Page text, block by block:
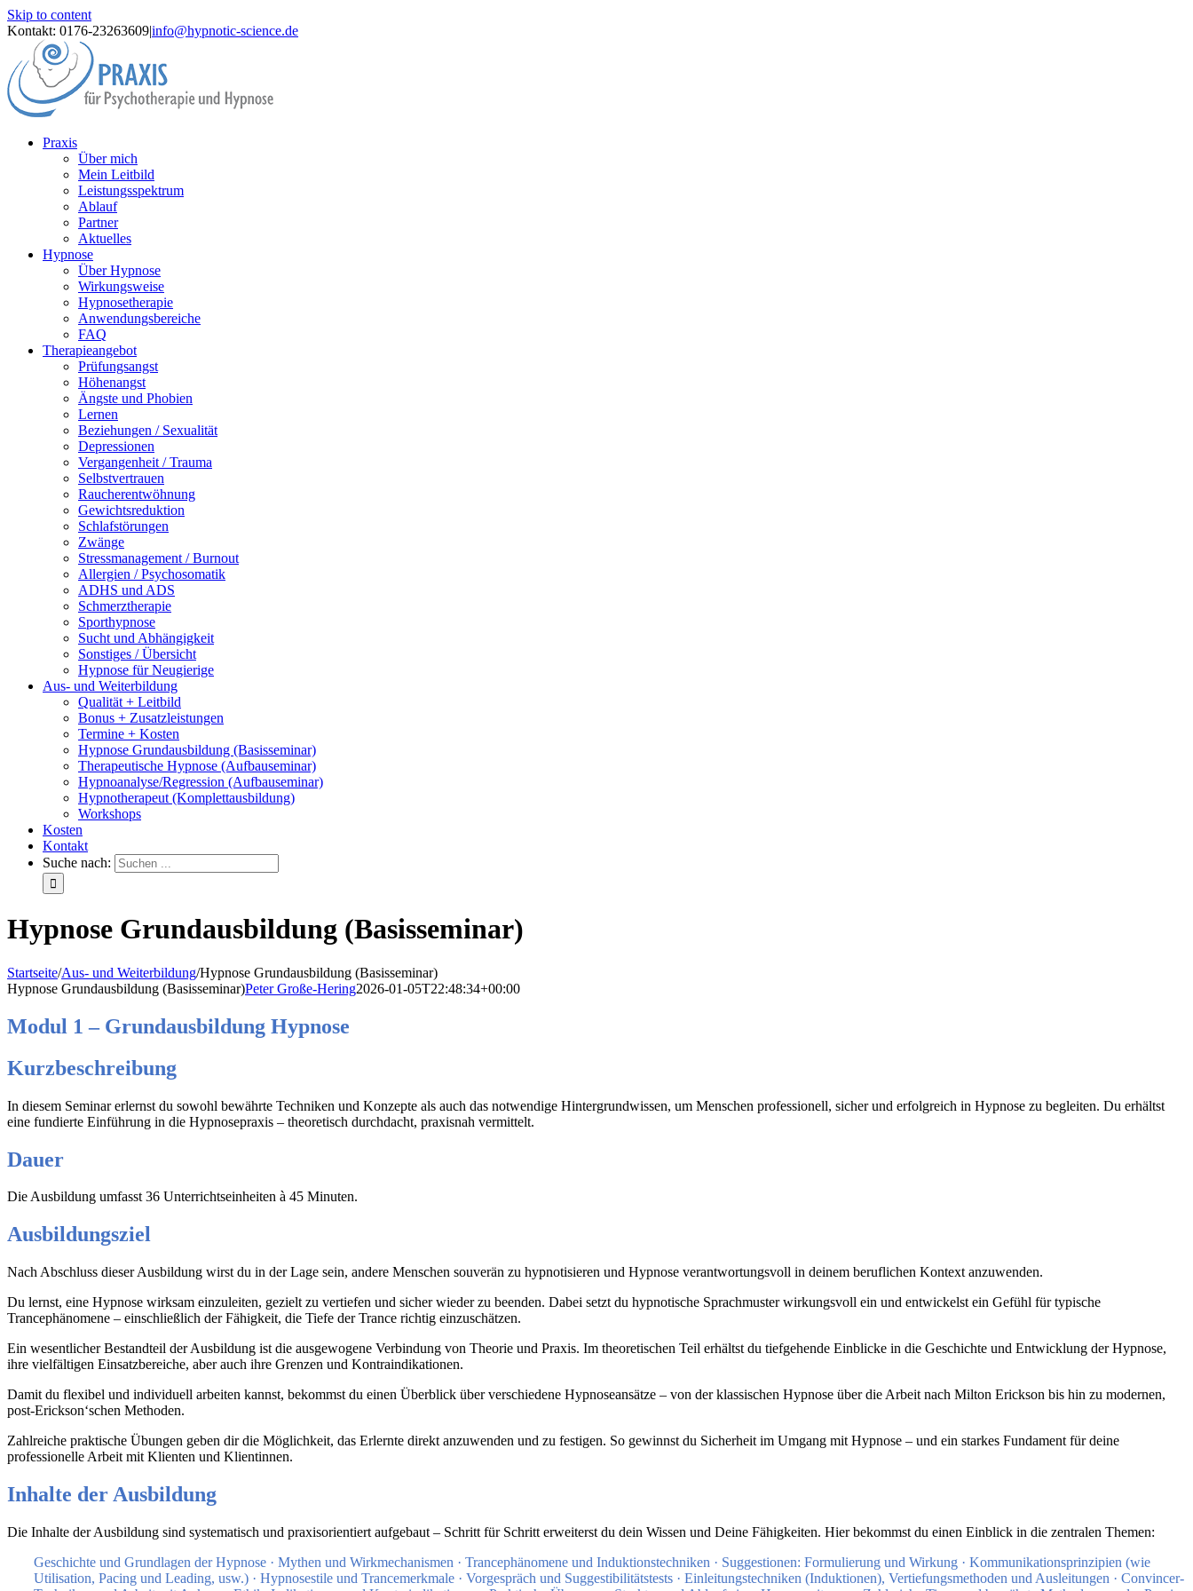
Skip to content
Kontakt: 0176-23263609|info@hypnotic-science.de
Praxis
Über mich
Mein Leitbild
Leistungsspektrum
Ablauf
Partner
Aktuelles
Hypnose
Über Hypnose
Wirkungsweise
Hypnosetherapie
Anwendungsbereiche
FAQ
Therapieangebot
Prüfungsangst
Höhenangst
Ängste und Phobien
Lernen
Beziehungen / Sexualität
Depressionen
Vergangenheit / Trauma
Selbstvertrauen
Raucherentwöhnung
Gewichtsreduktion
Schlafstörungen
Zwänge
Stressmanagement / Burnout
Allergien / Psychosomatik
ADHS und ADS
Schmerztherapie
Sporthypnose
Sucht und Abhängigkeit
Sonstiges / Übersicht
Hypnose für Neugierige
Aus- und Weiterbildung
Qualität + Leitbild
Bonus + Zusatzleistungen
Termine + Kosten
Hypnose Grundausbildung (Basisseminar)
Therapeutische Hypnose (Aufbauseminar)
Hypnoanalyse/Regression (Aufbauseminar)
Hypnotherapeut (Komplettausbildung)
Workshops
Kosten
Kontakt
Suche nach:
Hypnose Grundausbildung (Basisseminar)
Startseite/Aus- und Weiterbildung/Hypnose Grundausbildung (Basisseminar)
Hypnose Grundausbildung (Basisseminar)Peter Große-Hering2026-01-05T22:48:34+00:00
Modul 1 – Grundausbildung Hypnose
Kurzbeschreibung
In diesem Seminar erlernst du sowohl bewährte Techniken und Konzepte als auch das notwendige Hintergrundwissen, um Menschen professionell, sicher und erfolgreich in Hypnose zu begleiten. Du erhältst
eine fundierte Einführung in die Hypnosepraxis – theoretisch durchdacht, praxisnah vermittelt.
Dauer
Die Ausbildung umfasst 36 Unterrichtseinheiten à 45 Minuten.
Ausbildungsziel
Nach Abschluss dieser Ausbildung wirst du in der Lage sein, andere Menschen souverän zu hypnotisieren und Hypnose verantwortungsvoll in deinem beruflichen Kontext anzuwenden.
Du lernst, eine Hypnose wirksam einzuleiten, gezielt zu vertiefen und sicher wieder zu beenden. Dabei setzt du hypnotische Sprachmuster wirkungsvoll ein und entwickelst ein Gefühl für typische
Trancephänomene – einschließlich der Fähigkeit, die Tiefe der Trance richtig einzuschätzen.
Ein wesentlicher Bestandteil der Ausbildung ist die ausgewogene Verbindung von Theorie und Praxis. Im theoretischen Teil erhältst du tiefgehende Einblicke in die Geschichte und Entwicklung der Hypnose,
ihre vielfältigen Einsatzbereiche, aber auch ihre Grenzen und Kontraindikationen.
Damit du flexibel und individuell arbeiten kannst, bekommst du einen Überblick über verschiedene Hypnoseansätze – von der klassischen Hypnose über die Arbeit nach Milton Erickson bis hin zu modernen,
post-Erickson‘schen Methoden.
Zahlreiche praktische Übungen geben dir die Möglichkeit, das Erlernte direkt anzuwenden und zu festigen. So gewinnst du Sicherheit im Umgang mit Hypnose – und ein starkes Fundament für deine
professionelle Arbeit mit Klienten und Klientinnen.
Inhalte der Ausbildung
Die Inhalte der Ausbildung sind systematisch und praxisorientiert aufgebaut – Schritt für Schritt erweiterst du dein Wissen und Deine Fähigkeiten. Hier bekommst du einen Einblick in die zentralen Themen:
Geschichte und Grundlagen der Hypnose · Mythen und Wirkmechanismen · Trancephänomene und Induktionstechniken · Suggestionen: Formulierung und Wirkung · Kommunikationsprinzipien (wie
Utilisation, Pacing und Leading, usw.) · Hypnosestile und Trancemerkmale · Vorgespräch und Suggestibilitätstests · Einleitungstechniken (Induktionen), Vertiefungsmethoden und Ausleitungen · Convincer-